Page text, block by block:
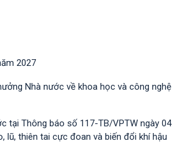
2027
Nhà nước về khoa học và công nghệ
tại Thông báo số 117-TB/VPTW ngày 04
lũ, thiên tai cực đoan và biến đổi khí hậu